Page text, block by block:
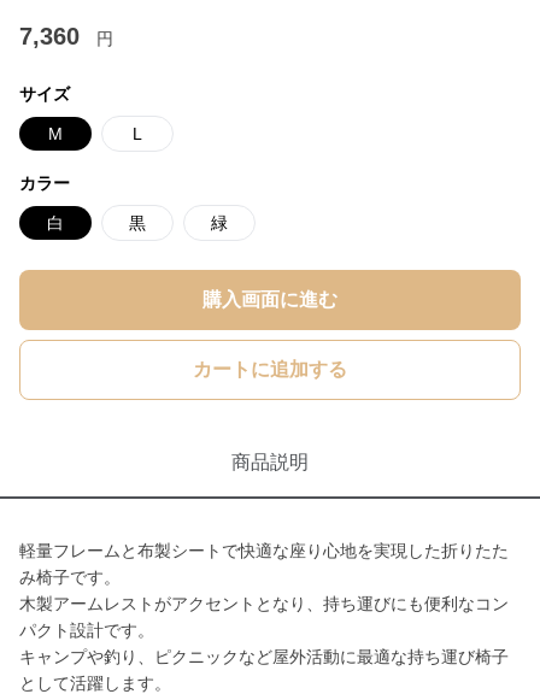
7,360 円
サイズ
M L
カラー
白 黒 緑
購入画面に進む
カートに追加する
商品説明
軽量フレームと布製シートで快適な座り心地を実現した折りたた
み椅子です。
木製アームレストがアクセントとなり、持ち運びにも便利なコン
パクト設計です。
キャンプや釣り、ピクニックなど屋外活動に最適な持ち運び椅子
として活躍します。